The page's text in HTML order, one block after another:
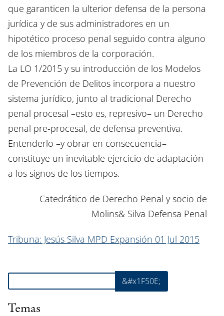
que garanticen la ulterior defensa de la persona
jurídica y de sus administradores en un
hipotético proceso penal seguido contra alguno
de los miembros de la corporación.
La LO 1/2015 y su introducción de los Modelos
de Prevención de Delitos incorpora a nuestro
sistema jurídico, junto al tradicional Derecho
penal procesal –esto es, represivo– un Derecho
penal pre-procesal, de defensa preventiva.
Entenderlo –y obrar en consecuencia–
constituye un inevitable ejercicio de adaptación
a los signos de los tiempos.
Catedrático de Derecho Penal y socio de
Molins& Silva Defensa Penal
Tribuna: Jesús Silva MPD Expansión 01 Jul 2015
Buscar &#x1F50E;
Temas